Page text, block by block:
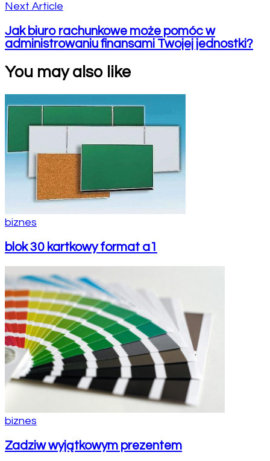
Next Article
Jak biuro rachunkowe może pomóc w
administrowaniu finansami Twojej jednostki?
You may also like
biznes
blok 30 kartkowy format a1
biznes
Zadziw wyjątkowym prezentem